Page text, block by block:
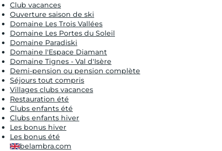
Club vacances
Ouverture saison de ski
Domaine Les Trois Vallées
Domaine Les Portes du Soleil
Domaine Paradiski
Domaine l'Espace Diamant
Domaine Tignes - Val d'Isère
Demi-pension ou pension complète
Séjours tout compris
Villages clubs vacances
Restauration été
Clubs enfants été
Clubs enfants hiver
Les bonus hiver
Les bonus été
belambra.com